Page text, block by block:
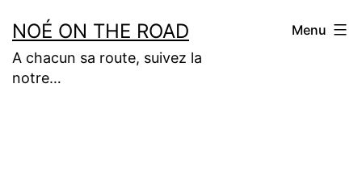
au
contenu
NOÉ ON THE ROAD
A chacun sa route, suivez la
notre…
Menu